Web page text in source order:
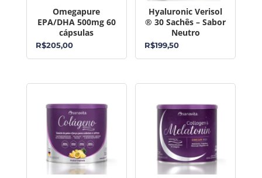
Omegapure
EPA/DHA 500mg 60
cápsulas
R$205,00
Hyaluronic Verisol
® 30 Sachês – Sabor
Neutro
R$199,50